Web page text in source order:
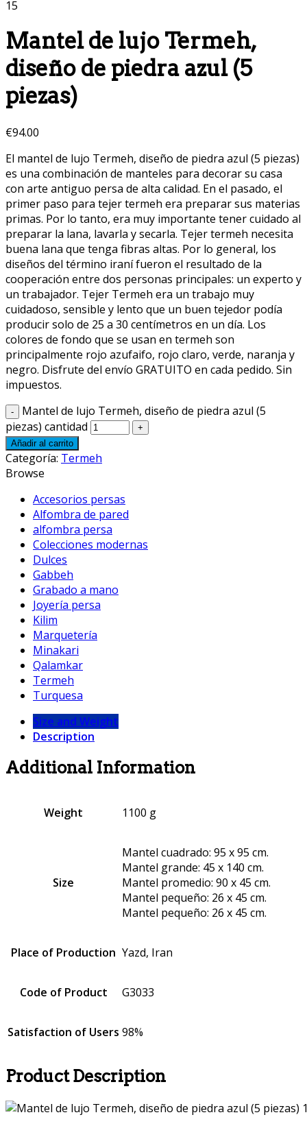
Mantel de lujo Termeh,
diseño de piedra azul (5
piezas)
€94.00
El mantel de lujo Termeh, diseño de piedra azul (5 piezas)
es una combinación de manteles para decorar su casa
con arte antiguo persa de alta calidad. En el pasado, el
primer paso para tejer termeh era preparar sus materias
primas. Por lo tanto, era muy importante tener cuidado al
preparar la lana, lavarla y secarla. Tejer termeh necesita
buena lana que tenga fibras altas. Por lo general, los
diseños del término iraní fueron el resultado de la
cooperación entre dos personas principales: un experto y
un trabajador. Tejer Termeh era un trabajo muy
cuidadoso, sensible y lento que un buen tejedor podía
producir solo de 25 a 30 centímetros en un día. Los
colores de fondo que se usan en termeh son
principalmente rojo azufaifo, rojo claro, verde, naranja y
negro. Disfrute del envío GRATUITO en cada pedido. Sin
impuestos.
Mantel de lujo Termeh, diseño de piedra azul (5
piezas) cantidad
Añadir al carrito
Categoría: Termeh
Browse
Accesorios persas
Alfombra de pared
alfombra persa
Colecciones modernas
Dulces
Gabbeh
Grabado a mano
Joyería persa
Kilim
Marquetería
Minakari
Qalamkar
Termeh
Turquesa
Size and Weight
Description
Additional Information
Weight 1100 g
Size
Mantel cuadrado: 95 x 95 cm.
Mantel grande: 45 x 140 cm.
Mantel promedio: 90 x 45 cm.
Mantel pequeño: 26 x 45 cm.
Mantel pequeño: 26 x 45 cm.
Place of Production Yazd, Iran
Code of Product G3033
Satisfaction of Users 98%
Product Description